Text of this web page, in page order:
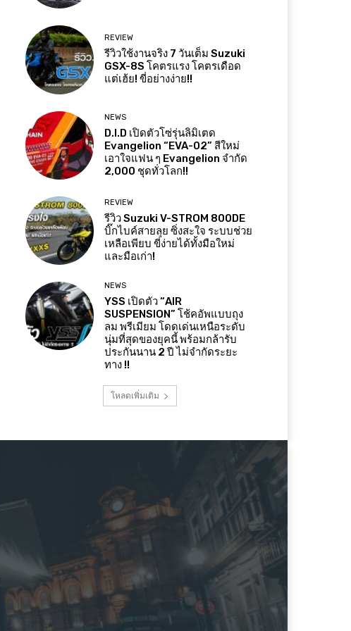
REVIEW
รีวิวใช้งานจริง 7 วันเต็ม Suzuki
GSX-8S โคตรแรง โคตรเดือด
แต่เฮ้ย! ขี่อย่างง่าย!!
NEWS
D.I.D เปิดตัวโซ่รุ่นลิมิเตด
Evangelion “EVA-02” สีใหม่
เอาใจแฟน ๆ Evangelion จำกัด
2,000 ชุดทั่วโลก!!
REVIEW
รีวิว Suzuki V-STROM 800DE
บิ๊กไบค์สายลุย ซิ่งสะใจ ระบบช่วย
เหลือเพียบ ขี่ง่ายได้ทั้งมือใหม่
และมือเก่า!
NEWS
YSS เปิดตัว “AIR
SUSPENSION” โช้คอัพแบบถุง
ลม พรีเมียม โดดเด่นเหนือระดับ
นุ่มที่สุดของยุคนี้ พร้อมกล้ารับ
ประกันนาน 2 ปี ไม่จำกัดระยะ
ทาง !!
โหลดเพิ่มเติม